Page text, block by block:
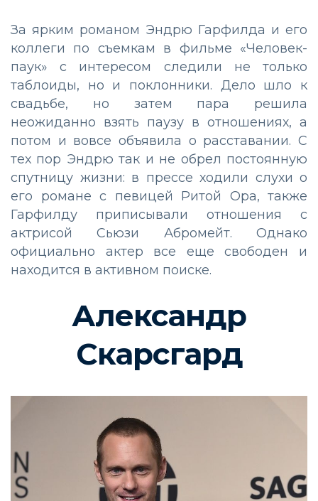
За ярким романом Эндрю Гарфилда и его
коллеги по съемкам в фильме «Человек-
паук» с интересом следили не только
таблоиды, но и поклонники. Дело шло к
свадьбе, но затем пара решила
неожиданно взять паузу в отношениях, а
потом и вовсе объявила о расставании. С
тех пор Эндрю так и не обрел постоянную
спутницу жизни: в прессе ходили слухи о
его романе с певицей Ритой Ора, также
Гарфилду приписывали отношения с
актрисой Сьюзи Абромейт. Однако
официально актер все еще свободен и
находится в активном поиске.
Александр
Скарсгард